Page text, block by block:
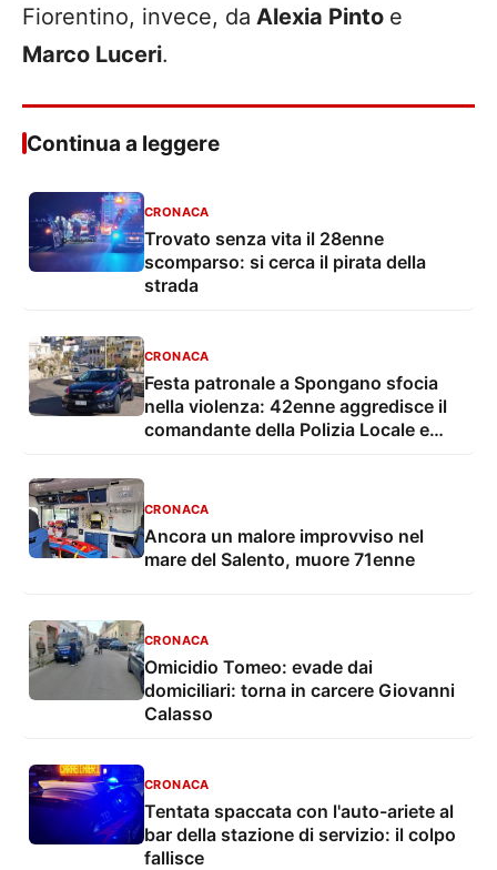
Fiorentino, invece, da Alexia Pinto e
Marco Luceri.
Continua a leggere
CRONACA
Trovato senza vita il 28enne
scomparso: si cerca il pirata della
strada
CRONACA
Festa patronale a Spongano sfocia
nella violenza: 42enne aggredisce il
comandante della Polizia Locale e
CRONACA
Ancora un malore improvviso nel
mare del Salento, muore 71enne
CRONACA
Omicidio Tomeo: evade dai
domiciliari: torna in carcere Giovanni
Calasso
CRONACA
Tentata spaccata con l'auto-ariete al
bar della stazione di servizio: il colpo
fallisce